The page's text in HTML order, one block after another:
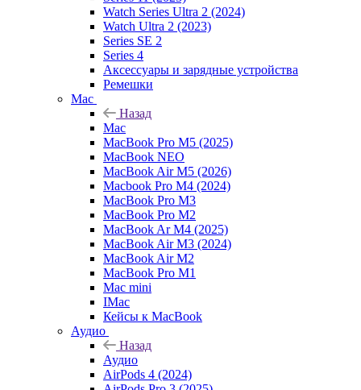
Watch Series Ultra 2 (2024)
Watch Ultra 2 (2023)
Series SE 2
Series 4
Аксессуары и зарядные устройства
Ремешки
Mac
Назад
Mac
MacBook Pro M5 (2025)
MacBook NEO
MacBook Air M5 (2026)
Macbook Pro M4 (2024)
MacBook Pro M3
MacBook Pro M2
MacBook Ar M4 (2025)
MacBook Air M3 (2024)
MacBook Air M2
MacBook Pro M1
Mac mini
IMac
Кейсы к MacBook
Аудио
Назад
Аудио
AirPods 4 (2024)